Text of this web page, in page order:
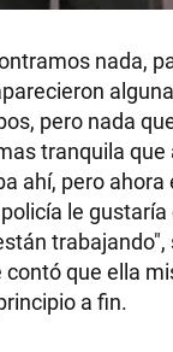
nada,
pero nada
tranquila que
ahí, pero
le
trabajando",
que ella
a fin.